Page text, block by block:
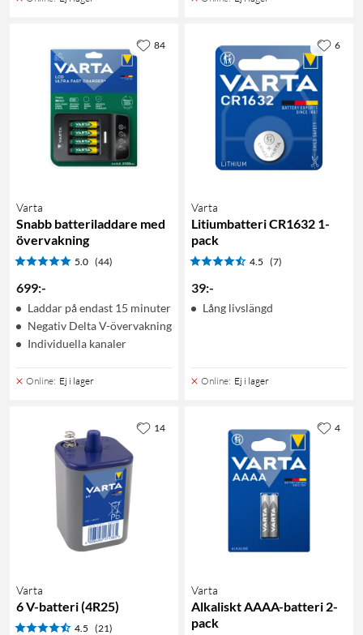
Varta
Snabb batteriladdare med
övervakning
5.0 (44)
699:-
Laddar på endast 15 minuter
Negativ Delta V-övervakning
Individuella kanaler
Online: Ej i lager
84
Varta
Litiumbatteri CR1632 1-
pack
4.5 (7)
39:-
Lång livslängd
Online: Ej i lager
6
Varta
6 V-batteri (4R25)
4.5 (21)
14
Varta
Alkaliskt AAAA-batteri 2-
pack
4